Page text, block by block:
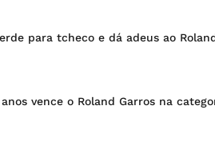
para tcheco e dá adeus ao
vence o Roland Garros na